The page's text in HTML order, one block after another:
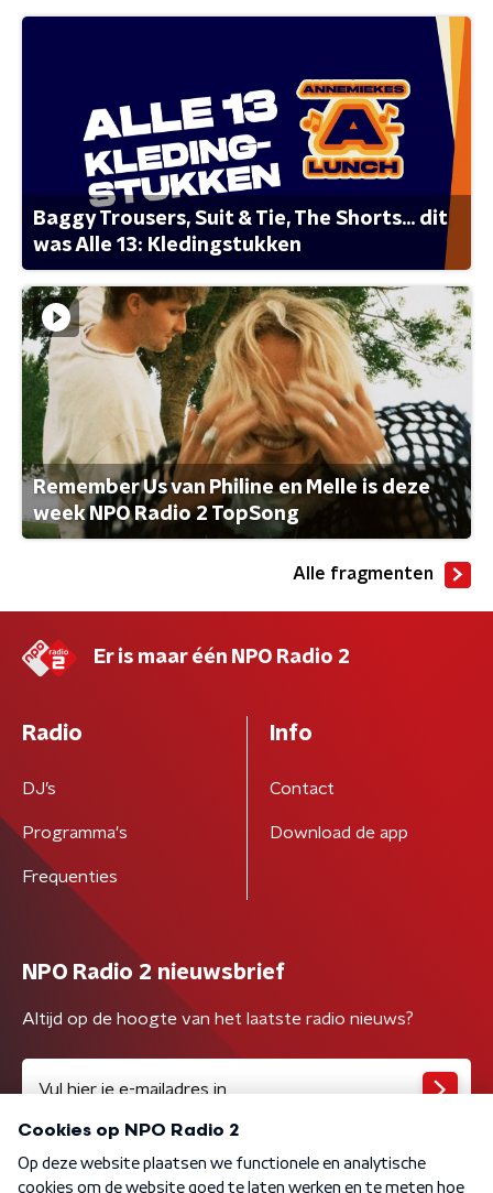
Baggy Trousers, Suit & Tie, The Shorts... dit
was Alle 13: Kledingstukken
Remember Us van Philine en Melle is deze
week NPO Radio 2 TopSong
Alle fragmenten
Er is maar één NPO Radio 2
Radio
DJ’s
Programma's
Frequenties
Info
Contact
Download de app
NPO Radio 2 nieuwsbrief
Altijd op de hoogte van het laatste radio nieuws?